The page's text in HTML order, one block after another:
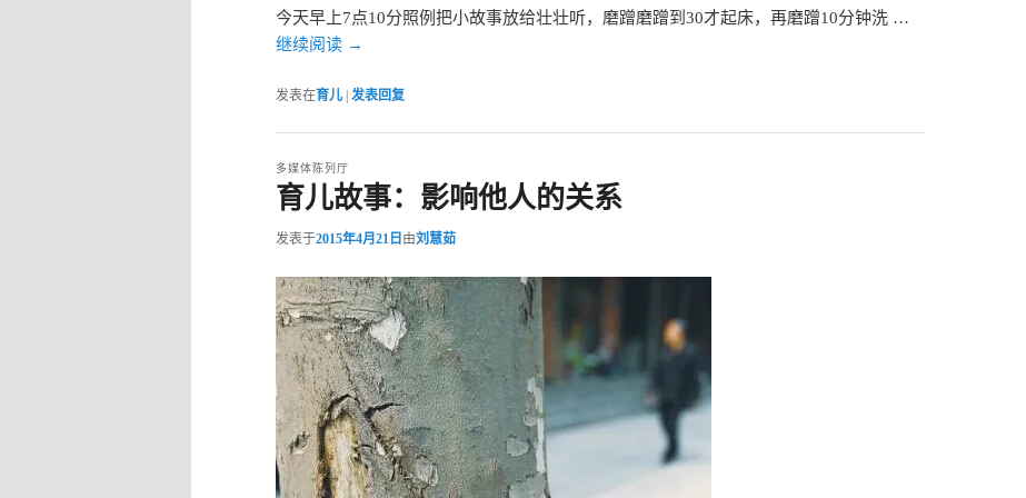
今天早上7点10分照例把小故事放给壮壮听，磨蹭磨蹭到30才起床，再磨蹭10分钟洗 …
继续阅读 →
发表在育儿 | 发表回复
育儿故事：影响他人的关系
多媒体陈列厅
发表于2015年4月21日 由刘慧茹